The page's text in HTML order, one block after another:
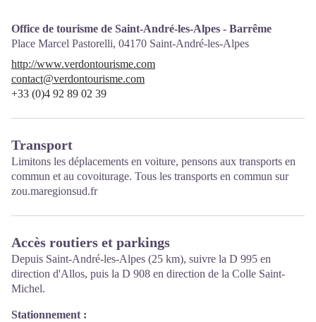
Office de tourisme de Saint-André-les-Alpes - Barrême
Place Marcel Pastorelli, 04170 Saint-André-les-Alpes
http://www.verdontourisme.com
contact@verdontourisme.com
+33 (0)4 92 89 02 39
Transport
Limitons les déplacements en voiture, pensons aux transports en
commun et au covoiturage. Tous les transports en commun sur
zou.maregionsud.fr
Accès routiers et parkings
Depuis Saint-André-les-Alpes (25 km), suivre la D 995 en
direction d'Allos, puis la D 908 en direction de la Colle Saint-
Michel.
Stationnement :